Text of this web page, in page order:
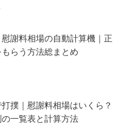
謝料相場の自動計算機｜正
らう方法総まとめ
撲｜慰謝料相場はいくら？
一覧表と計算方法